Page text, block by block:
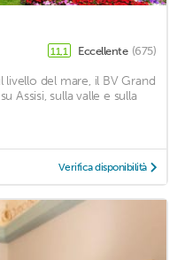
11,1 Eccellente (675)
del mare, il BV Grand
Assisi, sulla valle e sulla
Verifica disponibilità